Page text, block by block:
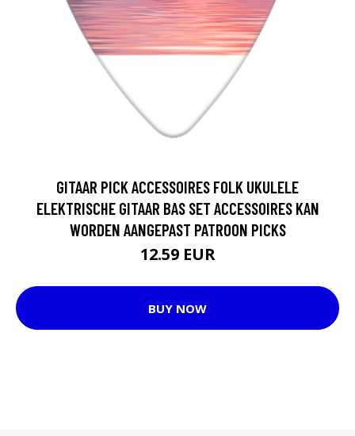
GITAAR PICK ACCESSOIRES FOLK UKULELE
ELEKTRISCHE GITAAR BAS SET ACCESSOIRES KAN
WORDEN AANGEPAST PATROON PICKS
12.59 EUR
BUY NOW